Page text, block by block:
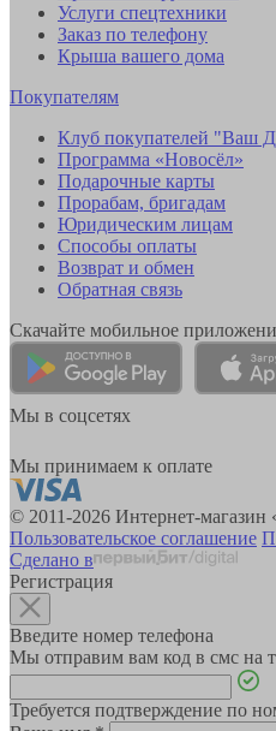
Услуги спецтехники
Заказ по телефону
Крыша вашего дома
Покупателям
Клуб покупателей "Ваш
Программа «Новосёл»
Подарочные карты
Прорабам, бригадам
Юридическим лицам
Способы оплаты
Возврат и обмен
Обратная связь
Скачайте мобильное
Мы в соцсетях
Мы принимаем к оплате
© 2011-2026 Интернет-
Пользовательское соглашение
Сделано в
Регистрация
Введите номер телефона
Мы отправим вам код в смс на
Требуется подтверждение по